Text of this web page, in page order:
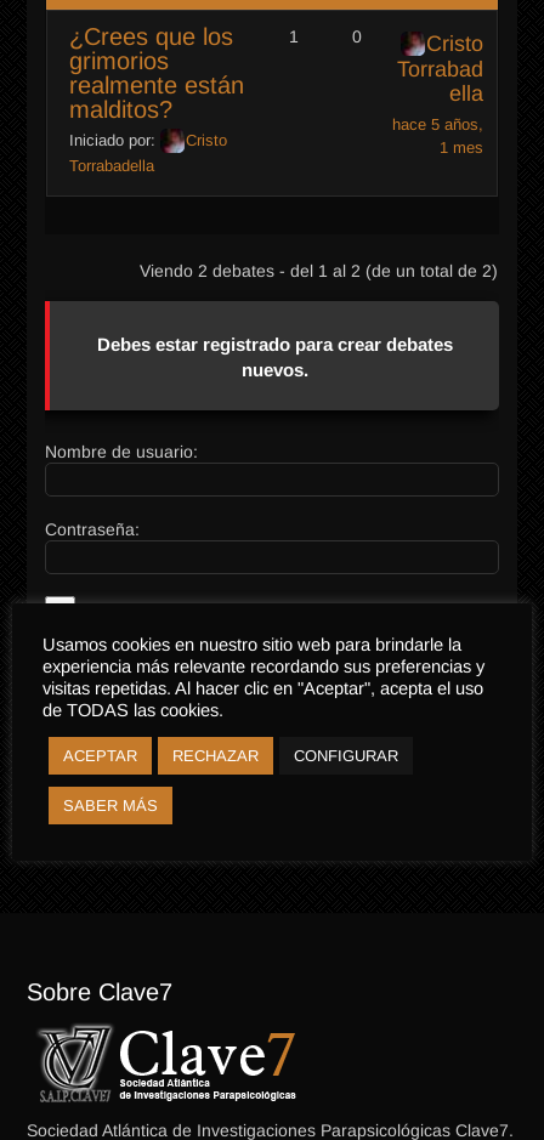
¿Crees que los
grimorios
realmente están
malditos?
Iniciado por:
Cristo
Torrabadella
1 0
Cristo
Torrabad
ella
hace 5 años,
1 mes
Viendo 2 debates - del 1 al 2 (de un total de 2)
Debes estar registrado para crear debates
nuevos.
Nombre de usuario:
Contraseña:
Acceder
Registro
Sobre Clave7
Sociedad Atlántica de Investigaciones Parapsicológicas Clave7.
Usamos cookies en nuestro sitio web para brindarle la
experiencia más relevante recordando sus preferencias y
visitas repetidas. Al hacer clic en "Aceptar", acepta el uso
de TODAS las cookies.
ACEPTAR RECHAZAR CONFIGURAR
SABER MÁS